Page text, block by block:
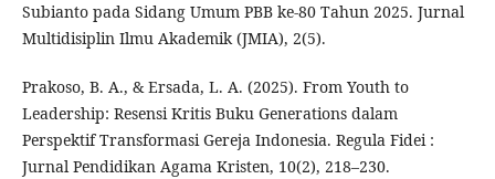
Subianto pada Sidang Umum PBB ke-80 Tahun 2025. Jurnal
Multidisiplin Ilmu Akademik (JMIA), 2(5).
Prakoso, B. A., & Ersada, L. A. (2025). From Youth to
Leadership: Resensi Kritis Buku Generations dalam
Perspektif Transformasi Gereja Indonesia. Regula Fidei :
Jurnal Pendidikan Agama Kristen, 10(2), 218–230.